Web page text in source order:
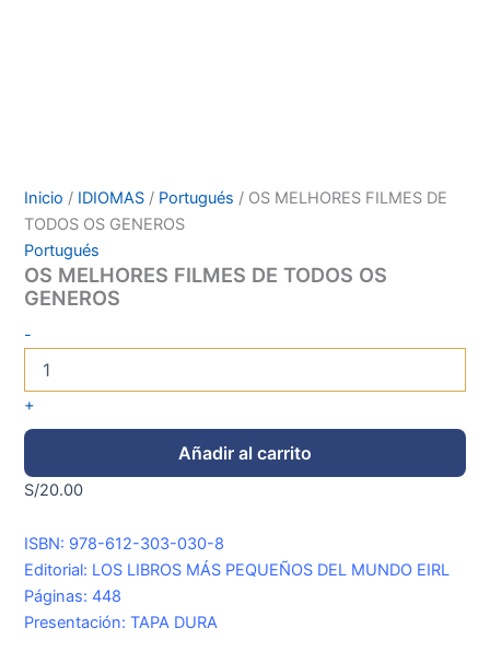
Inicio / IDIOMAS / Portugués / OS MELHORES FILMES DE
TODOS OS GENEROS
Portugués
OS MELHORES FILMES DE TODOS OS
GENEROS
-
+
Añadir al carrito
S/20.00
ISBN: 978-612-303-030-8
Editorial: LOS LIBROS MÁS PEQUEÑOS DEL MUNDO EIRL
Páginas: 448
Presentación: TAPA DURA